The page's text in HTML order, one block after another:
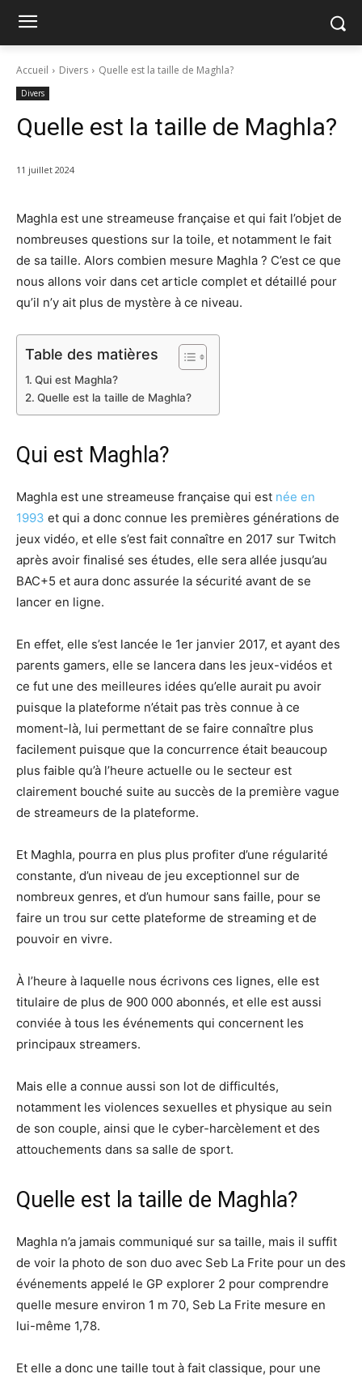
Accueil Divers Quelle est la taille de Maghla?
Divers
Quelle est la taille de Maghla?
11 juillet 2024
Maghla est une streameuse française et qui fait l’objet de
nombreuses questions sur la toile, et notamment le fait
de sa taille. Alors combien mesure Maghla ? C’est ce que
nous allons voir dans cet article complet et détaillé pour
qu’il n’y ait plus de mystère à ce niveau.
Table des matières
Qui est Maghla?
Quelle est la taille de Maghla?
Qui est Maghla?
Maghla est une streameuse française qui est née en
1993 et qui a donc connue les premières générations de
jeux vidéo, et elle s’est fait connaître en 2017 sur Twitch
après avoir finalisé ses études, elle sera allée jusqu’au
BAC+5 et aura donc assurée la sécurité avant de se
lancer en ligne.
En effet, elle s’est lancée le 1er janvier 2017, et ayant des
parents gamers, elle se lancera dans les jeux-vidéos et
ce fut une des meilleures idées qu’elle aurait pu avoir
puisque la plateforme n’était pas très connue à ce
moment-là, lui permettant de se faire connaître plus
facilement puisque que la concurrence était beaucoup
plus faible qu’à l’heure actuelle ou le secteur est
clairement bouché suite au succès de la première vague
de streameurs de la plateforme.
Et Maghla, pourra en plus plus profiter d’une régularité
constante, d’un niveau de jeu exceptionnel sur de
nombreux genres, et d’un humour sans faille, pour se
faire un trou sur cette plateforme de streaming et de
pouvoir en vivre.
À l’heure à laquelle nous écrivons ces lignes, elle est
titulaire de plus de 900 000 abonnés, et elle est aussi
conviée à tous les événements qui concernent les
principaux streamers.
Mais elle a connue aussi son lot de difficultés,
notamment les violences sexuelles et physique au sein
de son couple, ainsi que le cyber-harcèlement et des
attouchements dans sa salle de sport.
Quelle est la taille de Maghla?
Maghla n’a jamais communiqué sur sa taille, mais il suffit
de voir la photo de son duo avec Seb La Frite pour un des
événements appelé le GP explorer 2 pour comprendre
quelle mesure environ 1 m 70, Seb La Frite mesure en
lui-même 1,78.
Et elle a donc une taille tout à fait classique, pour une